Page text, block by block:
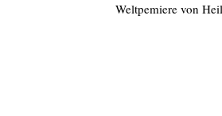
Weltpemiere von